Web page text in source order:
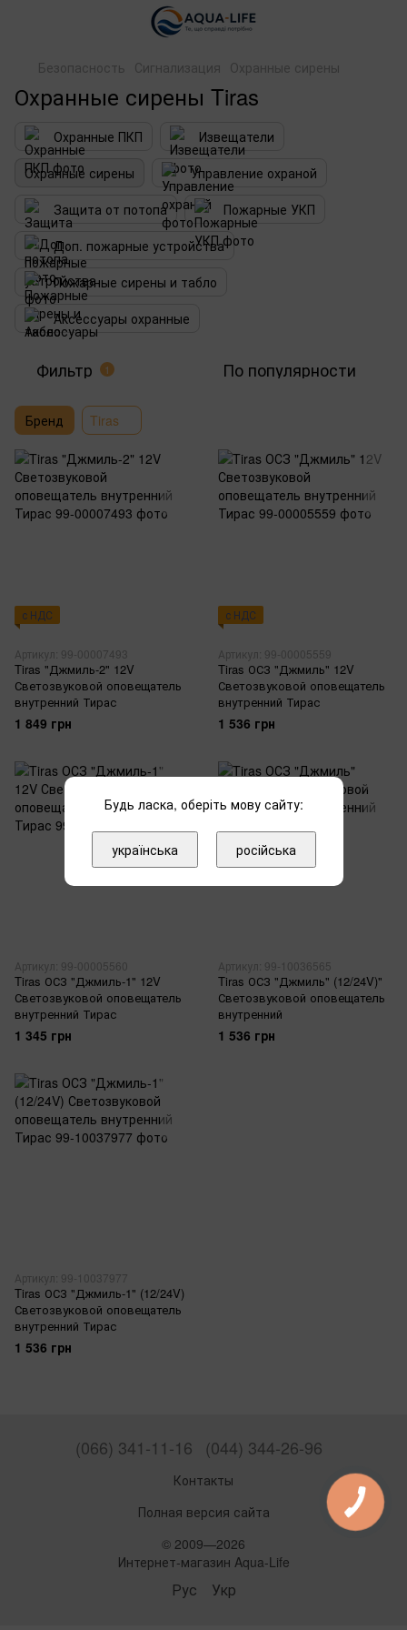
Безопасность Сигнализация Охранные сирены
Охранные сирены Tiras
Охранные ПКП
Извещатели
Охранные сирены
Управление охраной
Защита от потопа
Пожарные УКП
Доп. пожарные устройства
Пожарные сирены и табло
Аксессуары охранные
Фильтр 1 По популярности
Бренд Tiras
с НДС
Артикул: 99-00007493
Tiras "Джмиль-2" 12V
Светозвуковой оповещатель
внутренний Тирас
1 849 грн
с НДС
Артикул: 99-00005559
Tiras ОСЗ "Джмиль" 12V
Светозвуковой оповещатель
внутренний Тирас
1 536 грн
Артикул: 99-00005560
Tiras ОСЗ "Джмиль-1" 12V
Светозвуковой оповещатель
внутренний Тирас
1 345 грн
Артикул: 99-10036565
Tiras ОСЗ "Джмиль" (12/24V)"
Светозвуковой оповещатель
внутренний
1 536 грн
Артикул: 99-10037977
Tiras ОСЗ "Джмиль-1" (12/24V)
Светозвуковой оповещатель
внутренний Тирас
1 536 грн
(066) 341-11-16 (044) 344-26-96
Контакты
Полная версия сайта
© 2009—2026
Интернет-магазин Aqua-Life
Рус Укр
Будь ласка, оберіть мову сайту:
українська російська